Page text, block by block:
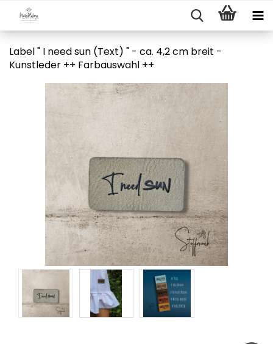
Label " I need sun (Text) " - ca. 4,2 cm breit -
Kunstleder ++ Farbauswahl ++